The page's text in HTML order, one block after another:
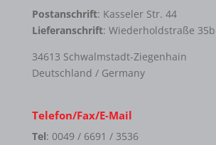
Postanschrift: Kasseler Str. 44
Lieferanschrift: Wiederholdstraße 35b
34613 Schwalmstadt-Ziegenhain
Deutschland / Germany
Telefon/Fax/E-Mail
Tel: 0049 / 6691 / 3536